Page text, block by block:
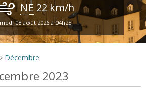
NE 22 km/h
08 août 2026 à 04h25
> Décembre
2023